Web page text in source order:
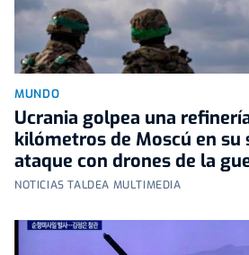
MUNDO
Ucrania golpea una
kilómetros de Moscú en su
ataque con drones de la
NOTICIAS TALDEA MULTIMEDIA